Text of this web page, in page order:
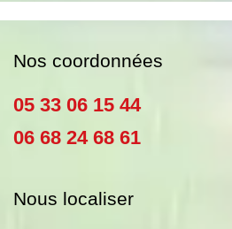
Nos coordonnées
05 33 06 15 44
06 68 24 68 61
Nous localiser